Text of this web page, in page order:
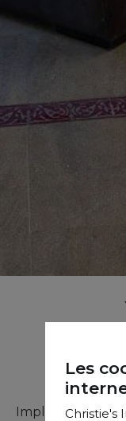
Implantée sur
Les
Christie's